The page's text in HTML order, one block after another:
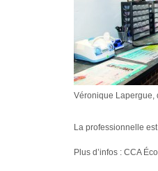
Véronique Lapergue,
La professionnelle
Plus d’infos : CCA